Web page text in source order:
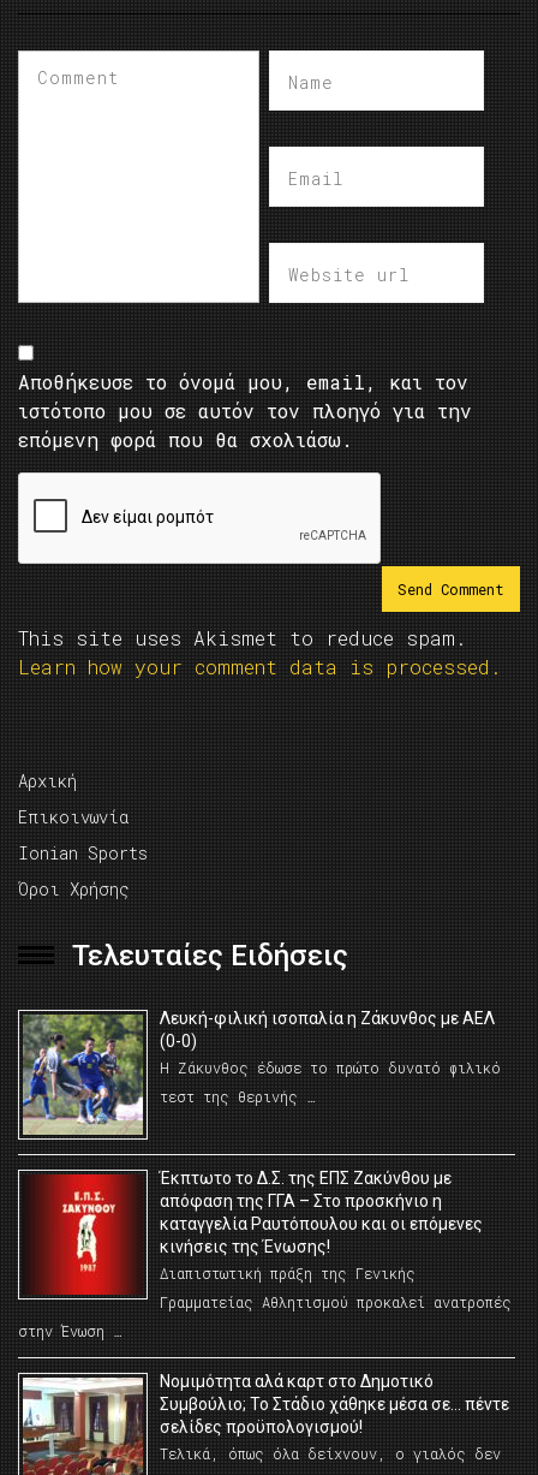
Αποθήκευσε το όνομά μου, email, και τον
ιστότοπο μου σε αυτόν τον πλοηγό για την
επόμενη φορά που θα σχολιάσω.
This site uses Akismet to reduce spam.
Learn how your comment data is processed.
Αρχική
Επικοινωνία
Ionian Sports
Όροι Χρήσης
Τελευταίες Ειδήσεις
Λευκή-φιλική ισοπαλία η Ζάκυνθος με ΑΕΛ
(0-0)
Η Ζάκυνθος έδωσε το πρώτο δυνατό φιλικό
τεστ της θερινής …
Έκπτωτο το Δ.Σ. της ΕΠΣ Ζακύνθου με
απόφαση της ΓΓΑ – Στο προσκήνιο η
καταγγελία Ραυτόπουλου και οι επόμενες
κινήσεις της Ένωσης!
Διαπιστωτική πράξη της Γενικής
Γραμματείας Αθλητισμού προκαλεί ανατροπές
στην Ένωση …
Νομιμότητα αλά καρτ στο Δημοτικό
Συμβούλιο; Το Στάδιο χάθηκε μέσα σε… πέντε
σελίδες προϋπολογισμού!
Τελικά, όπως όλα δείχνουν, ο γιαλός δεν